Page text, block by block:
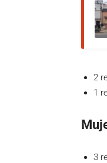
2
1
3